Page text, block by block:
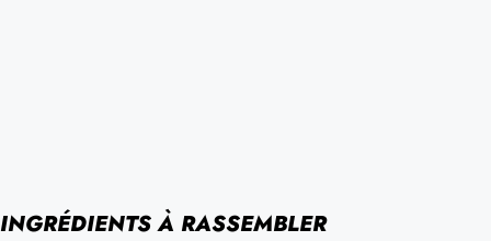
INGRÉDIENTS À RASSEMBLER